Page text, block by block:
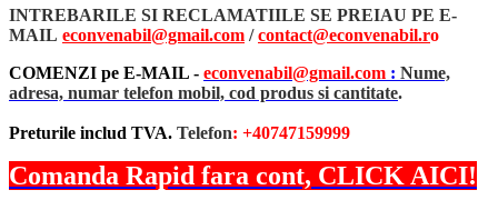
INTREBARILE SI RECLAMATIILE SE PREIAU PE E-
MAIL econvenabil@gmail.com /contact@econvenabil.ro
COMENZI pe E-MAIL - econvenabil@gmail.com : Nume,
adresa, numar telefon mobil, cod produs si cantitate.
Preturile includ TVA. Telefon: +40747159999
Comanda Rapid fara cont, CLICK AICI!